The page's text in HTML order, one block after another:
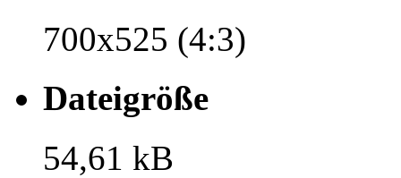
700x525 (4:3)
Dateigröße
54,61 kB